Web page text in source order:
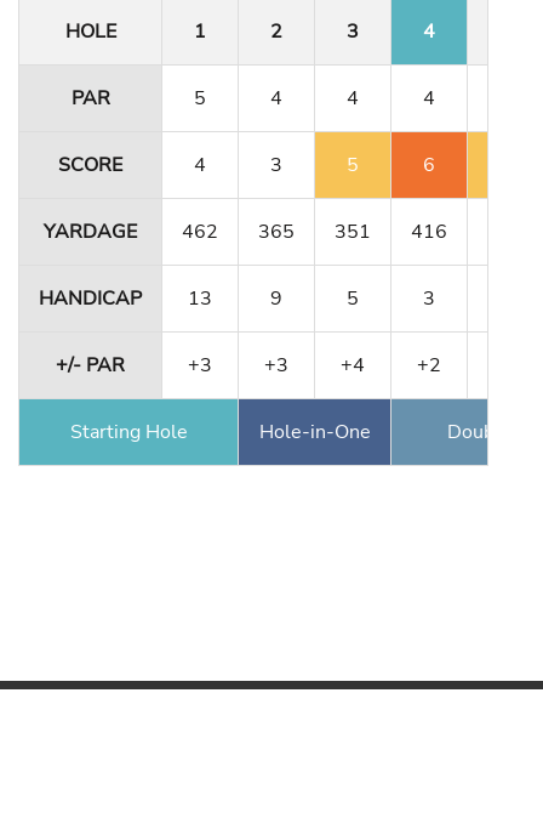
HOLE
1 2 3 4
PAR 5 4 4 4
SCORE 4 3 5 6
YARDAGE 462 365 351 416
HANDICAP 13 9 5 3
+/- PAR +3 +3 +4 +2
Starting Hole Hole-in-One Double